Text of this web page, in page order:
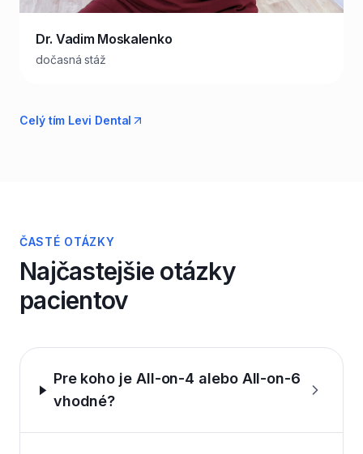
Dr. Vadim Moskalenko
dočasná stáž
Celý tím Levi Dental
ČASTÉ OTÁZKY
Najčastejšie otázky
pacientov
Pre koho je All-on-4 alebo All-on-6
vhodné?